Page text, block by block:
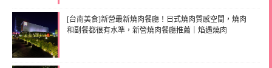
[台南美食]新營最新燒肉餐廳！日式燒肉質感空間，燒肉
和副餐都很有水準，新營燒肉餐廳推薦｜焰遇燒肉